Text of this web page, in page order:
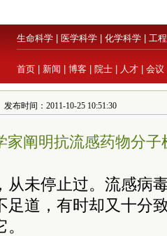
生命科学 医学科学 化学科学 工
首页 新闻 博客 院士 人才 会议
布时间：2011-10-25 10:51:30
家阐明抗流感药物分子
从未停止过。流感病
足道，有时却又十分